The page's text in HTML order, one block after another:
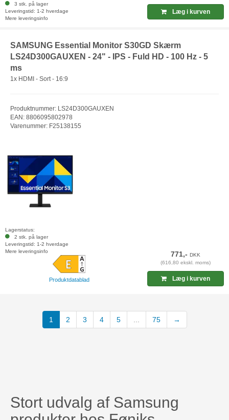
3 stk. på lager
Leveringstid: 1-2 hverdage
Mere leveringsinfo
Læg i kurven
SAMSUNG Essential Monitor S30GD Skærm
LS24D300GAUXEN - 24" - IPS - Fuld HD - 100 Hz - 5
ms
1x HDMI - Sort - 16:9
Produktnummer: LS24D300GAUXEN
EAN: 8806095802978
Varenummer: F25138155
Lagerstatus:
2 stk. på lager
Leveringstid: 1-2 hverdage
Mere leveringsinfo
Produktdatablad
771,-DKK
(616,80 ekskl. moms)
Læg i kurven
1 2 3 4 5 75 →
Stort udvalg af Samsung